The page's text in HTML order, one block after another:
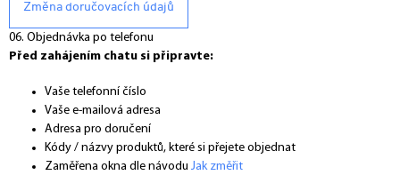
Změna doručovacích údajů
06. Objednávka po telefonu
Před zahájením chatu si připravte:
Vaše telefonní číslo
Vaše e-mailová adresa
Adresa pro doručení
Kódy / názvy produktů, které si přejete objednat
Zaměřena okna dle návodu Jak změřit